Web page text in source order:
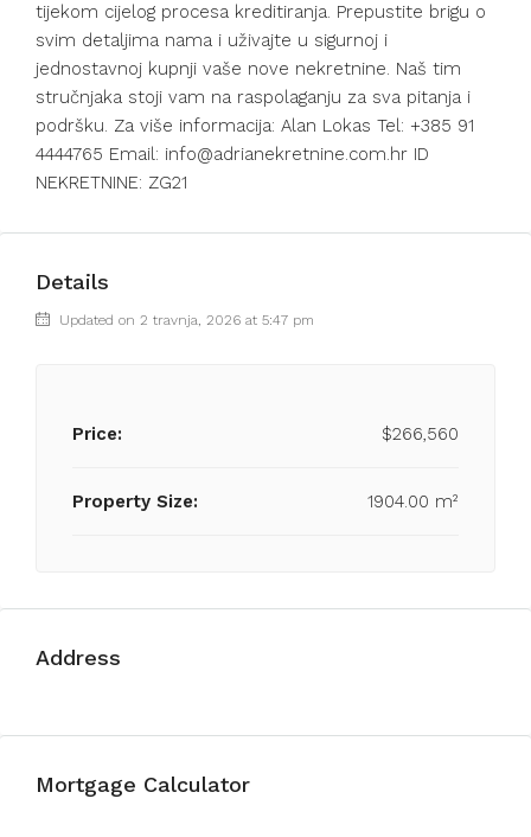
tijekom cijelog procesa kreditiranja. Prepustite brigu o
svim detaljima nama i uživajte u sigurnoj i
jednostavnoj kupnji vaše nove nekretnine. Naš tim
stručnjaka stoji vam na raspolaganju za sva pitanja i
podršku. Za više informacija: Alan Lokas Tel: +385 91
4444765 Email: info@adrianekretnine.com.hr ID
NEKRETNINE: ZG21
Details
Updated on 2 travnja, 2026 at 5:47 pm
Price: $266,560
Property Size: 1904.00 m²
Address
Mortgage Calculator